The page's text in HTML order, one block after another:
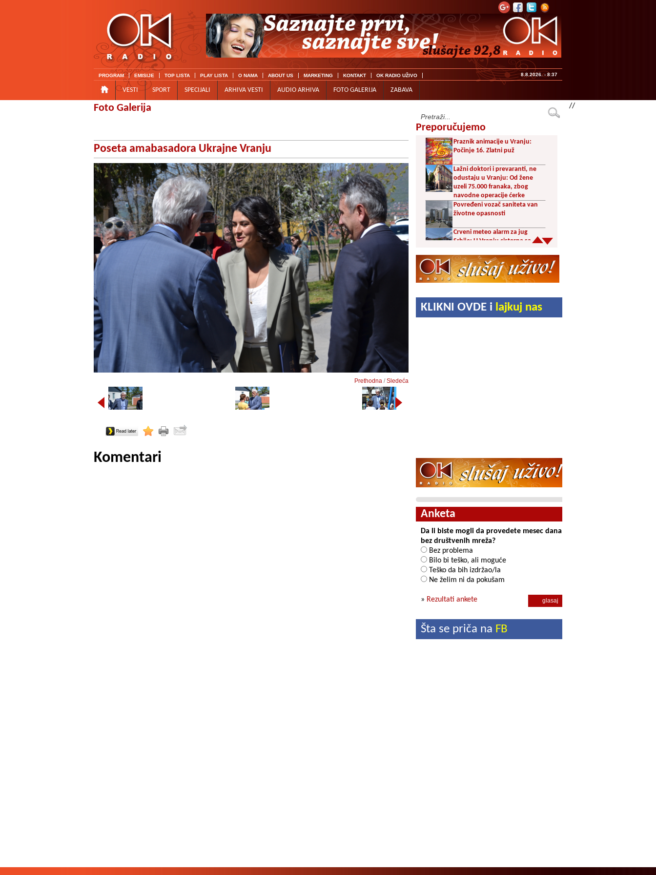
PROGRAM EMISIJE TOP LISTA PLAY LISTA O NAMA ABOUT US MARKETING KONTAKT OK RADIO UŽIVO 8.8.2026. - 8:37
VESTI SPORT SPECIJALI ARHIVA VESTI AUDIO ARHIVA FOTO GALERIJA ZABAVA
Foto Galerija
Poseta amabasadora Ukrajne Vranju
Prethodna /Sledeća
Komentari
Preporučujemo
Praznik animacije u Vranju:
Počinje 16. Zlatni puž
Lažni doktori i prevaranti, ne
odustaju u Vranju: Od žene
uzeli 75.000 franaka, zbog
navodne operacije ćerke
Povređeni vozač saniteta van
životne opasnosti
Crveni meteo alarm za jug
Srbije: U Vranju cisterna sa
Šesnaest orkestara u trci za
prestižne nagrade 65.
Dragačevskog sabora trubača:
Akcija dobrovoljnog davanja
krvi PU Vranje na Besnoj Kobili
KLIKNI OVDE i lajkuj nas
Anketa
Da li biste mogli da provedete mesec dana
bez društvenih mreža?
Bez problema
Bilo bi teško, ali moguće
Teško da bih izdržao/la
Ne želim ni da pokušam
» Rezultati ankete
Šta se priča na FB
//